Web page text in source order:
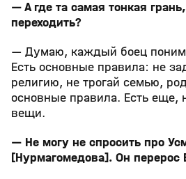
— А где та самая тонкая
переходить?
— Думаю, каждый боец
Есть основные правила: не
религию, не трогай семью,
основные правила. Есть еще,
вещи.
— Не могу не спросить про
[Нурмагомедова]. Он перерос